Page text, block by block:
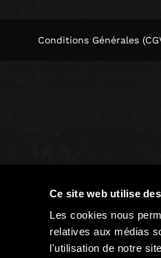
Ce site web utilise
Les cookies nous
relatives aux médias
l'utilisation de notre
Conditions Générales